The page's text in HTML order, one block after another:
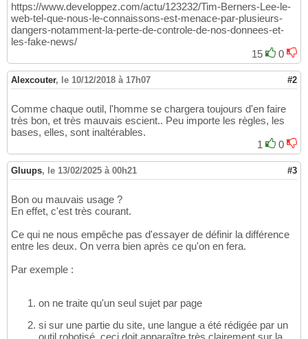
https://www.developpez.com/actu/123232/Tim-Berners-Lee-le-
web-tel-que-nous-le-connaissons-est-menace-par-plusieurs-
dangers-notamment-la-perte-de-controle-de-nos-donnees-et-
les-fake-news/
15
0
Alexcouter, le 10/12/2018 à 17h07 #2
Comme chaque outil, l'homme se chargera toujours d'en faire
très bon, et très mauvais escient.. Peu importe les règles, les
bases, elles, sont inaltérables.
1
0
Gluups, le 13/02/2025 à 00h21 #3
Bon ou mauvais usage ?
En effet, c'est très courant.
Ce qui ne nous empêche pas d'essayer de définir la différence
entre les deux. On verra bien après ce qu'on en fera.
Par exemple :
on ne traite qu'un seul sujet par page
si sur une partie du site, une langue a été rédigée par un